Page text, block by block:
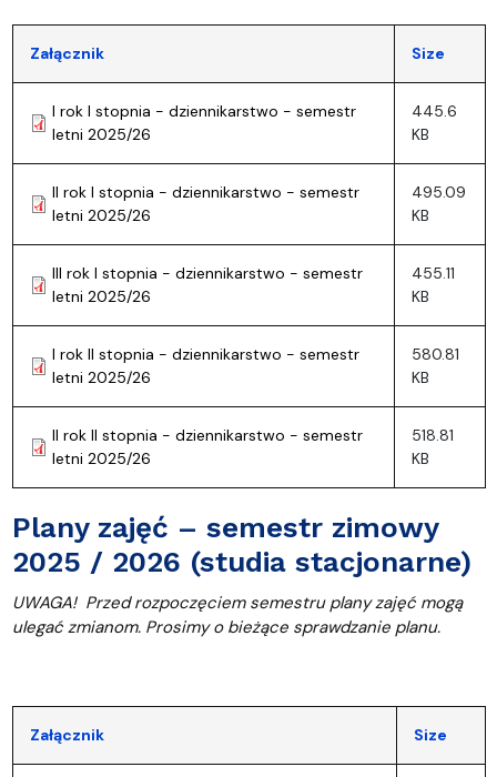
Załącznik Size
I rok I stopnia - dziennikarstwo - semestr
letni 2025/26
445.6
KB
II rok I stopnia - dziennikarstwo - semestr
letni 2025/26
495.09
KB
III rok I stopnia - dziennikarstwo - semestr
letni 2025/26
455.11
KB
I rok II stopnia - dziennikarstwo - semestr
letni 2025/26
580.81
KB
II rok II stopnia - dziennikarstwo - semestr
letni 2025/26
518.81
KB
Plany zajęć – semestr zimowy
2025 / 2026 (studia stacjonarne)
UWAGA! Przed rozpoczęciem semestru plany zajęć mogą
ulegać zmianom. Prosimy o bieżące sprawdzanie planu.
Załącznik Size